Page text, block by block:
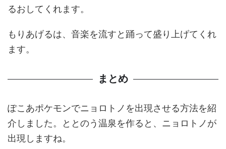
るおしてくれます。
もりあげるは、音楽を流すと踊って盛り上げてくれ
ます。
まとめ
ぽこあポケモンでニョロトノを出現させる方法を紹
介しました。ととのう温泉を作ると、ニョロトノが
出現しますね。